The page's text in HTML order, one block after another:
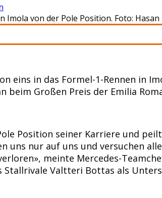
von der Pole Position. Foto:
eins in das Formel-1-Rennen in
beim Großen Preis der Emilia
Position seiner Karriere und
nur auf uns und versuchen
meinte Mercedes-
Valtteri Bottas als